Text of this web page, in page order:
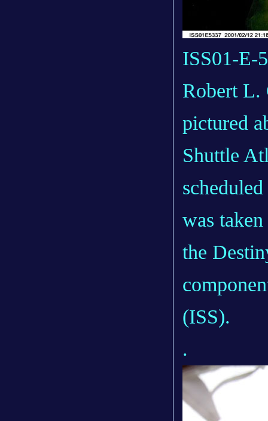
ISS01-E-
Robert L.
pictured
Shuttle
was
the
(ISS).
.